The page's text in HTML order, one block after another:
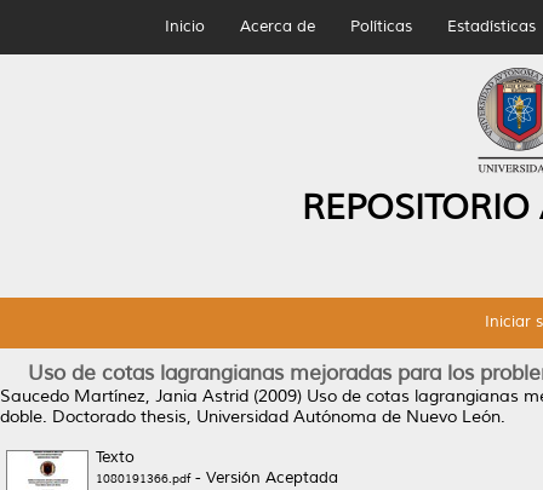
Inicio Acerca de Políticas Estadísticas
Iniciar
Uso de cotas lagrangianas mejoradas para los
Saucedo Martínez, Jania Astrid (2009) Uso de cotas lagrangianas
doble. Doctorado thesis, Universidad Autónoma de Nuevo León.
Texto
1080191366.pdf- Versión Aceptada